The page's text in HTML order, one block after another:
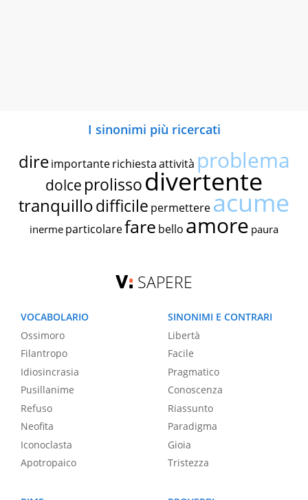
I sinonimi più ricercati
dire importante richiestaattività problema
dolce prolissodivertente
tranquillodifficile permettereacume
inerme particolarefare bello amore paura
SAPERE
VOCABOLARIO
Ossimoro
Filantropo
Idiosincrasia
Pusillanime
Refuso
Neofita
Iconoclasta
Apotropaico
SINONIMI E CONTRARI
Libertà
Facile
Pragmatico
Conoscenza
Riassunto
Paradigma
Gioia
Tristezza